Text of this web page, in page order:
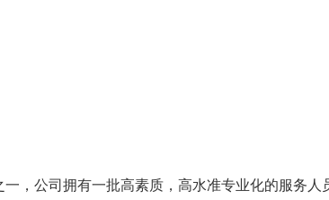
，公司拥有一批高素质，高水准专业化的服务人